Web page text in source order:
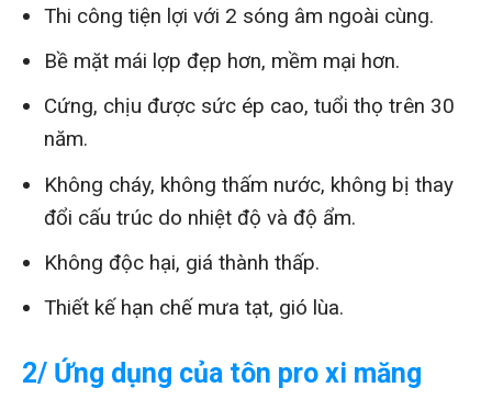
Thi công tiện lợi với 2 sóng âm ngoài cùng.
Bề mặt mái lợp đẹp hơn, mềm mại hơn.
Cứng, chịu được sức ép cao, tuổi thọ trên 30
năm.
Không cháy, không thấm nước, không bị thay
đổi cấu trúc do nhiệt độ và độ ẩm.
Không độc hại, giá thành thấp.
Thiết kế hạn chế mưa tạt, gió lùa.
2/ Ứng dụng của tôn pro xi măng